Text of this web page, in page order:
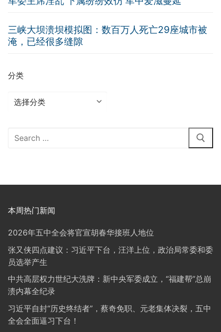
三峡大坝溃坝模拟图：数百万人死亡29座城市被
淹，已经很多缝隙
分类
分
类
Search
本周热门新闻
2026年五中全会将官宣胡春华接班人地位
张又侠四点建议：习近平下台，汪洋上位，政治局常委和委
员选举产生
中共高层权力世纪大洗牌：新中央军委成立，“福建帮”总崩
溃内幕全纪录
习近平自封“历史终结者”，蔡奇免职、元老集体决裂，五中
全会全面逼习下台！